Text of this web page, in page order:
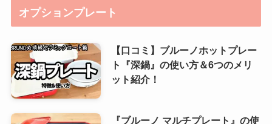
オプションプレート
【口コミ】ブルーノホットプレー
ト『深鍋』の使い方＆6つのメリ
ット紹介！
『ブルーノ マルチプレート』の使